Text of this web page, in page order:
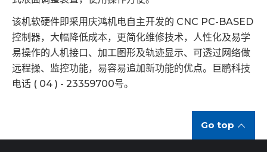
该机软硬件即采用庆鸿机电自主开发的 CNC PC-BASED
控制器，大幅降低成本，更简化维修技术，人性化及易学
易操作的人机接口、加工图形及轨迹显示、可透过网络做
远程操、监控功能，易容易追加新功能的优点。巨鹏科技
电话 ( 04 ) - 23359700号。
Go top